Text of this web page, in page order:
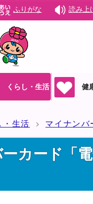
ふりがな 読み上
くらし・生活 健
・生活 マイナンバ
カード「